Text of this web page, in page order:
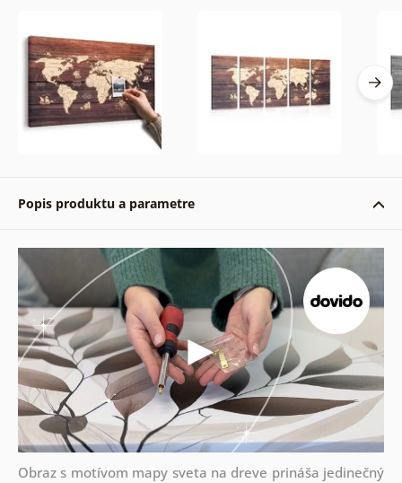
Popis produktu a parametre
Obraz s motívom mapy sveta na dreve prináša jedinečný